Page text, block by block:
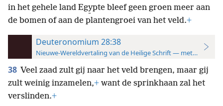
in het gehele land Egy̱pte bleef geen groen meer aan
de bomen of aan de plantengroei van het veld.+
Deuteronomium 28:38
Nieuwe-Wereldvertaling van de Heilige Schrift — met
38 Veel zaad zult gij naar het veld brengen, maar gij
zult weinig inzamelen,+ want de sprinkhaan zal het
verslinden.+